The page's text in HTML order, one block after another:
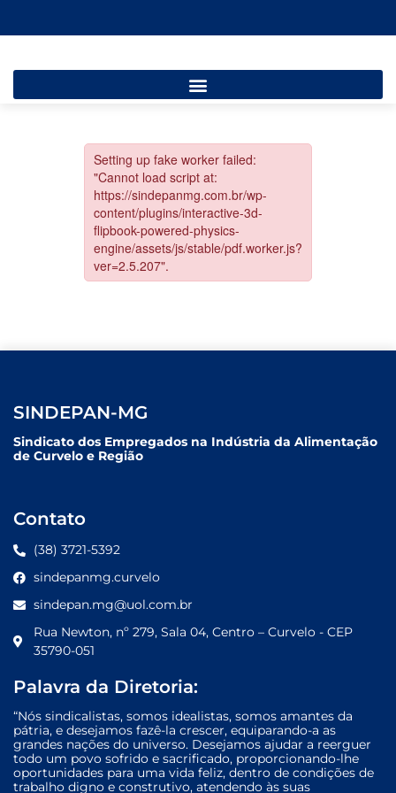
SINDEPAN-MG
Sindicato dos Empregados na Indústria da Alimentação
de Curvelo e Região
Contato
(38) 3721-5392
sindepanmg.curvelo
sindepan.mg@uol.com.br
Rua Newton, nº 279, Sala 04, Centro – Curvelo - CEP
35790-051
Palavra da Diretoria:
“Nós sindicalistas, somos idealistas, somos amantes da
pátria, e desejamos fazê-la crescer, equiparando-a as
grandes nações do universo. Desejamos ajudar a reerguer
todo um povo sofrido e sacrificado, proporcionando-lhe
oportunidades para uma vida feliz, dentro de condições de
trabalho digno e construtivo, atendendo às suas